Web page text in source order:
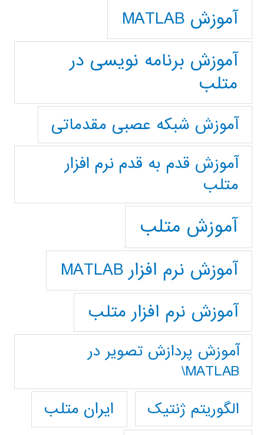
آموزش MATLAB
آموزش برنامه نویسی در
متلب
آموزش شبکه عصبی مقدماتی
آموزش قدم به قدم نرم افزار
متلب
آموزش متلب
آموزش نرم افزار MATLAB
آموزش نرم افزار متلب
آموزش پردازش تصوير در
MATLAB\
الگوریتم ژنتیک
ایران متلب